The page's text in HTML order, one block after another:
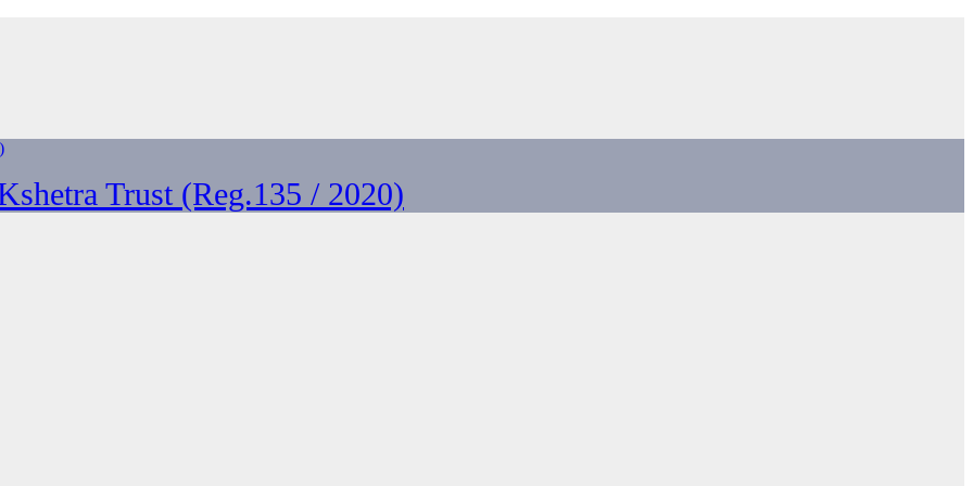
Trust (Reg.135 / 2020)